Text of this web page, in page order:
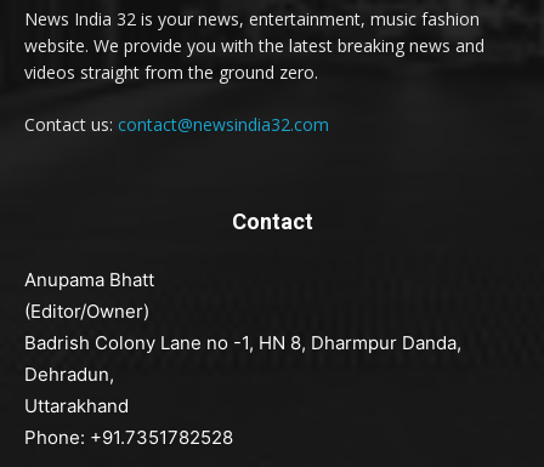
News India 32 is your news, entertainment, music fashion
website. We provide you with the latest breaking news and
videos straight from the ground zero.
Contact us: contact@newsindia32.com
Contact
Anupama Bhatt
(Editor/Owner)
Badrish Colony Lane no -1, HN 8, Dharmpur Danda,
Dehradun,
Uttarakhand
Phone: +91.7351782528